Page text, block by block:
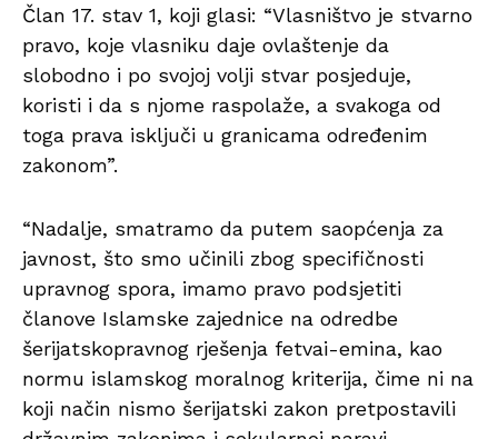
Član 17. stav 1, koji glasi: “Vlasništvo je stvarno
pravo, koje vlasniku daje ovlaštenje da
slobodno i po svojoj volji stvar posjeduje,
koristi i da s njome raspolaže, a svakoga od
toga prava isključi u granicama određenim
zakonom”.
“Nadalje, smatramo da putem saopćenja za
javnost, što smo učinili zbog specifičnosti
upravnog spora, imamo pravo podsjetiti
članove Islamske zajednice na odredbe
šerijatskopravnog rješenja fetvai-emina, kao
normu islamskog moralnog kriterija, čime ni na
koji način nismo šerijatski zakon pretpostavili